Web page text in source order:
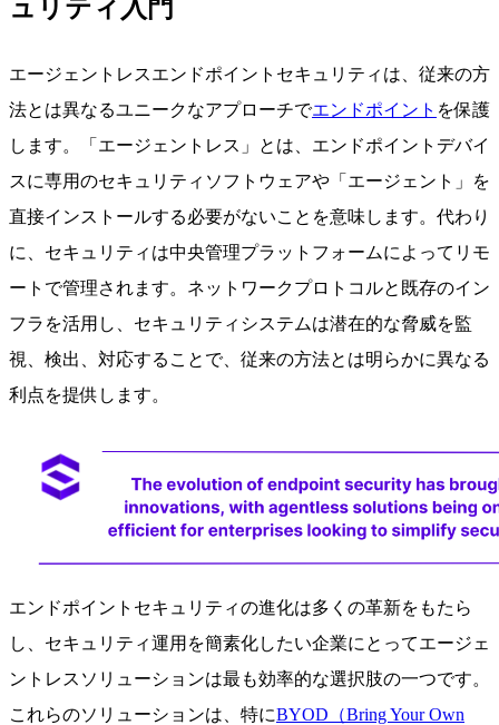
ュリティ入門
エージェントレスエンドポイントセキュリティは、従来の方
法とは異なるユニークなアプローチでエンドポイント を保護
します。「エージェントレス」とは、エンドポイントデバイ
スに専用のセキュリティソフトウェアや「エージェント」を
直接インストールする必要がないことを意味します。代わり
に、セキュリティは中央管理プラットフォームによってリモ
ートで管理されます。ネットワークプロトコルと既存のイン
フラを活用し、セキュリティシステムは潜在的な脅威を監
視、検出、対応することで、従来の方法とは明らかに異なる
利点を提供します。
エンドポイントセキュリティの進化は多くの革新をもたら
し、セキュリティ運用を簡素化したい企業にとってエージェ
ントレスソリューションは最も効率的な選択肢の一つです。
これらのソリューションは、特にBYOD（Bring Your Own